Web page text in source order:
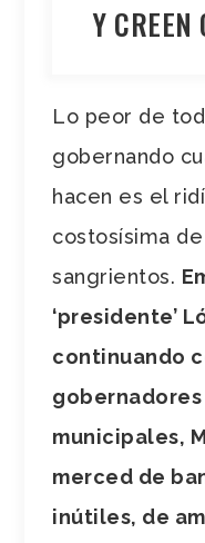
Y CREEN
Lo peor de
gobernando
hacen es el
costosísima
sangrientos.
‘presidente’
continuando
municipales,
merced de
inútiles, de